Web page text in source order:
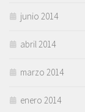
junio 2014
abril 2014
marzo 2014
enero 2014